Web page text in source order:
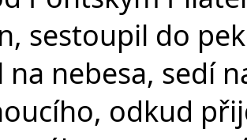
sestoupil do
nebesa, sedí
odkud